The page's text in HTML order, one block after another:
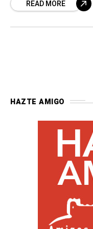
el “Curso
READ MORE
HAZTE AMIGO